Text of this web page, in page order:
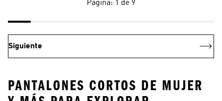
Página: 1 de 9
Siguiente
PANTALONES CORTOS DE MUJER